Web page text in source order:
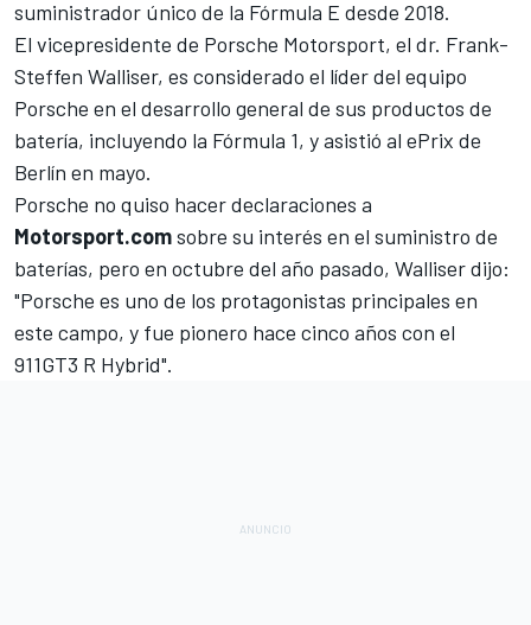
suministrador único de la Fórmula E desde 2018.
El vicepresidente de Porsche Motorsport, el dr. Frank-
Steffen Walliser, es considerado el líder del equipo
Porsche en el desarrollo general de sus productos de
batería, incluyendo la Fórmula 1, y asistió al ePrix de
Berlín en mayo.
Porsche no quiso hacer declaraciones a
Motorsport.comsobre su interés en el suministro de
baterías, pero en octubre del año pasado, Walliser dijo:
"Porsche es uno de los protagonistas principales en
este campo, y fue pionero hace cinco años con el
911GT3 R Hybrid".